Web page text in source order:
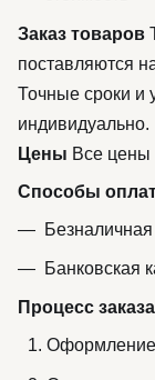
Заказ товаров
поставляются
Точные сроки и
индивидуально.
Цены Все цены
Способы
Банковская
Процесс заказа
Оформление